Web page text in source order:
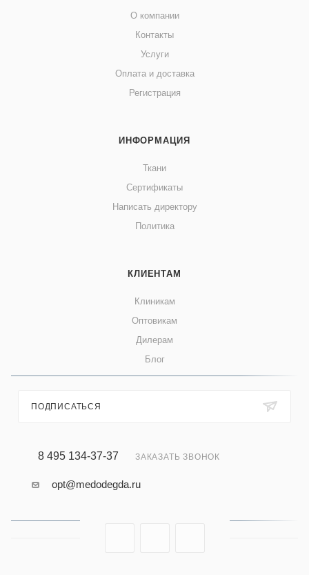
О компании
Контакты
Услуги
Оплата и доставка
Регистрация
ИНФОРМАЦИЯ
Ткани
Сертификаты
Написать директору
Политика
КЛИЕНТАМ
Клиникам
Оптовикам
Дилерам
Блог
ПОДПИСАТЬСЯ
8 495 134-37-37 ЗАКАЗАТЬ ЗВОНОК
opt@medodegda.ru